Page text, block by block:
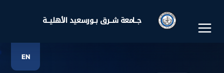
المحتوى
جــامعة شــرق بــورسعيد الأهليــة
EN